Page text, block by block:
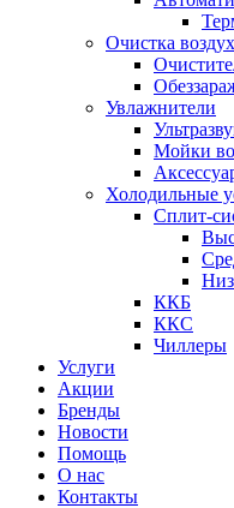
Очистка
Увлажнители
Мойки
Холодильные
Сплит-
ККБ
ККС
Чиллеры
Услуги
Акции
Бренды
Новости
Помощь
О нас
Контакты